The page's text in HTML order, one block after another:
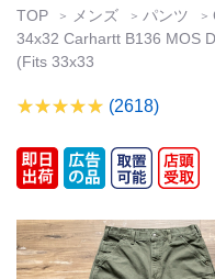
TOP メンズ パンツ
34x32 Carhartt B136 MOS
(Fits 33x33
(2618)